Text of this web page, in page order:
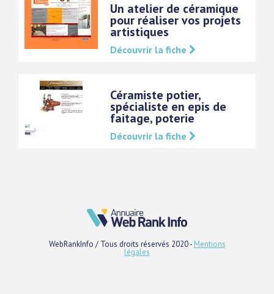
Un atelier de céramique
pour réaliser vos projets
artistiques
Découvrir la fiche
Céramiste potier,
spécialiste en epis de
faitage, poterie
Découvrir la fiche
WebRankInfo / Tous droits réservés 2020 - Mentions
légales